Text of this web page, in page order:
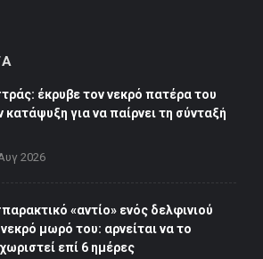
έκρυβε τον νεκρό πατέρα του
κατάψυξη για να παίρνει τη σύνταξή
2026
«αντίο» ενός δελφινιού
μωρό του: αρνείται να το
επί 6 ημέρες